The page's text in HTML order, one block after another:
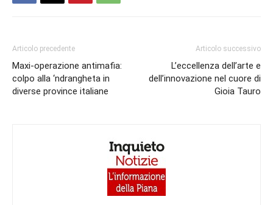
Articolo precedente
Maxi-operazione antimafia:
colpo alla ‘ndrangheta in
diverse province italiane
Articolo successivo
L’eccellenza dell’arte e
dell’innovazione nel cuore di
Gioia Tauro